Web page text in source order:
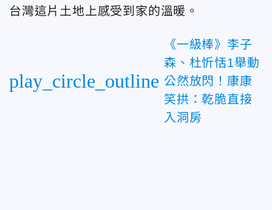
台灣這片土地上感受到家的溫暖。
play_circle_outline
《一級棒》李子
森、杜忻恬1舉動
公然放閃！康康
笑拱：乾脆直接
入洞房